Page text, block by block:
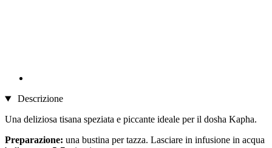
Descrizione
Una deliziosa tisana speziata e piccante ideale per il dosha Kapha.
Preparazione: una bustina per tazza. Lasciare in infusione in acqua